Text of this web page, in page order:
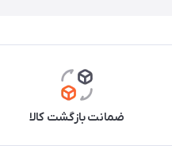
ضمانت بازگشت کالا